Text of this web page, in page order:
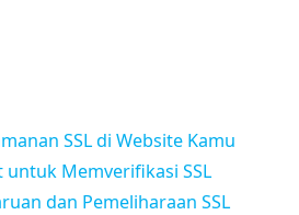
SSL di Website Kamu
Memverifikasi SSL
dan Pemeliharaan SSL